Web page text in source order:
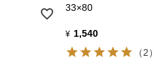
33×80
¥ 1,540
（2）